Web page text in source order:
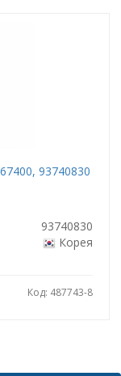
93740830
93740830
Корея
Код: 487743-8